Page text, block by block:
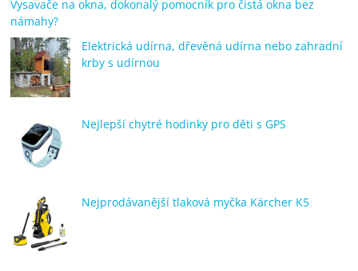
Vysavače na okna, dokonalý pomocník pro čistá okna bez
námahy?
Elektrická udírna, dřevěná udírna nebo zahradní
krby s udírnou
Nejlepší chytré hodinky pro děti s GPS
Nejprodávanější tlaková myčka Kärcher K5